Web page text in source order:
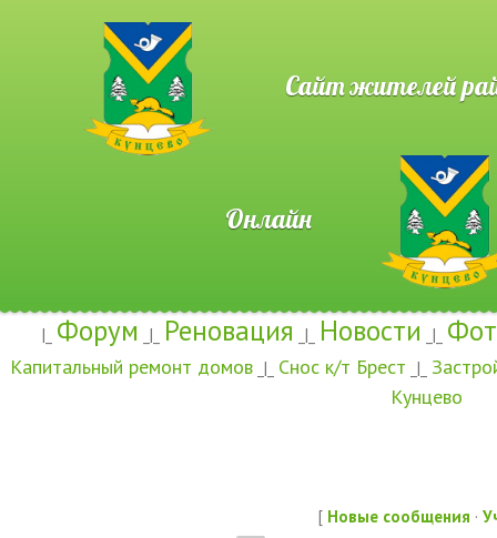
Сайт жителей
Онлайн
|_ Форум _|_ Реновация _|_ Новости _|_
Капитальный ремонт домов _|_ Снос к/т Брест _|_
Кунцево
[ Новые сообщения ·